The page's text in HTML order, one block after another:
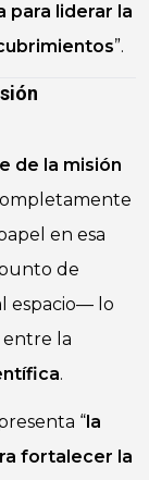
para liderar la
”.
de la misión
en esa
de
espacio— lo
la
.
“la
fortalecer la